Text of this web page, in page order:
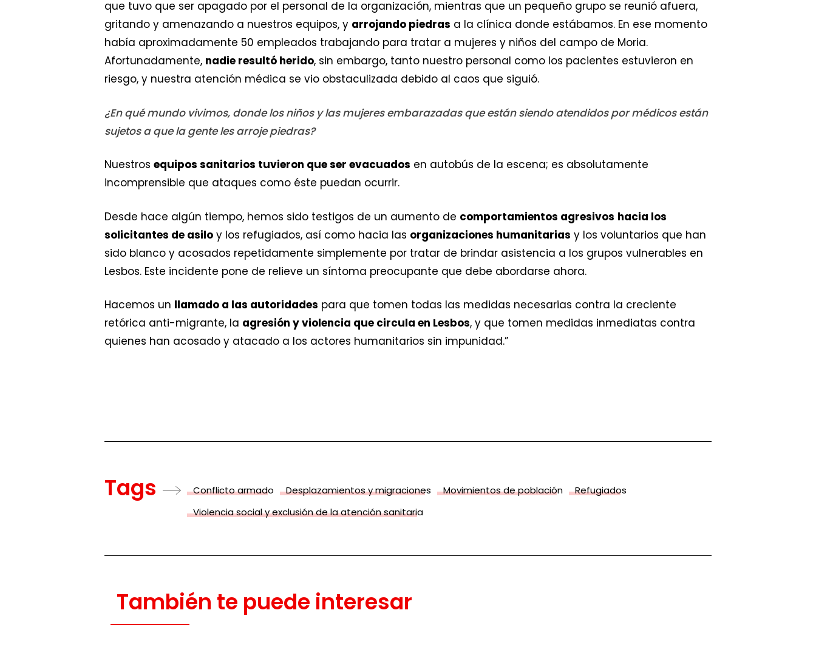
que tuvo que ser apagado por el personal de la organización, mientras que un pequeño grupo se reunió afuera,
gritando y amenazando a nuestros equipos, y arrojando piedras a la clínica donde estábamos. En ese momento
había aproximadamente 50 empleados trabajando para tratar a mujeres y niños del campo de Moria.
Afortunadamente, nadie resultó herido, sin embargo, tanto nuestro personal como los pacientes estuvieron en
riesgo, y nuestra atención médica se vio obstaculizada debido al caos que siguió.
¿En qué mundo vivimos, donde los niños y las mujeres embarazadas que están siendo atendidos por médicos están
sujetos a que la gente les arroje piedras?
Nuestros equipos sanitarios tuvieron que ser evacuados en autobús de la escena; es absolutamente
incomprensible que ataques como éste puedan ocurrir.
Desde hace algún tiempo, hemos sido testigos de un aumento de comportamientos agresivos hacia los
solicitantes de asilo y los refugiados, así como hacia las organizaciones humanitarias y los voluntarios que han
sido blanco y acosados repetidamente simplemente por tratar de brindar asistencia a los grupos vulnerables en
Lesbos. Este incidente pone de relieve un síntoma preocupante que debe abordarse ahora.
Hacemos un llamado a las autoridades para que tomen todas las medidas necesarias contra la creciente
retórica anti-migrante, la agresión y violencia que circula en Lesbos, y que tomen medidas inmediatas contra
quienes han acosado y atacado a los actores humanitarios sin impunidad.”
Tags Conflicto armado Desplazamientos y migraciones Movimientos de población
Refugiados
Violencia social y exclusión de la atención sanitaria
También te puede interesar